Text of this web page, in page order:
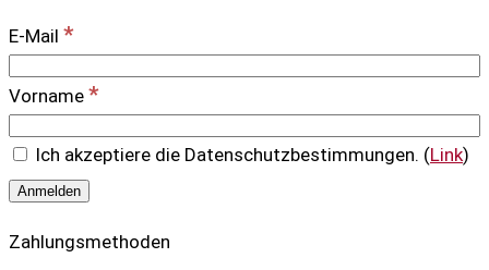
E-Mail *
Vorname *
Ich akzeptiere die Datenschutzbestimmungen. (Link)
Zahlungsmethoden